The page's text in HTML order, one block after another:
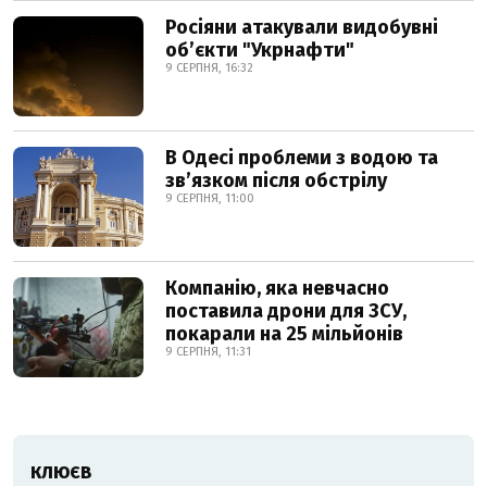
Росіяни атакували видобувні
обʼєкти "Укрнафти"
9 СЕРПНЯ, 16:32
В Одесі проблеми з водою та
звʼязком після обстрілу
9 СЕРПНЯ, 11:00
Компанію, яка невчасно
поставила дрони для ЗСУ,
покарали на 25 мільйонів
9 СЕРПНЯ, 11:31
КЛЮЄВ